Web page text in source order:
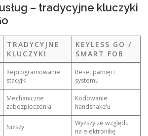
– tradycyjne kluczyki
TRADYCYJNE
KLUCZYKI
KEYLESS GO /
SMART FOB
Reprogramowanie
stacyjki
Reset pamięci
systemu
Mechaniczne
zabezpieczenia
Kodowanie
handshake’u
Niższy
Wyższy ze względu
na elektronikę